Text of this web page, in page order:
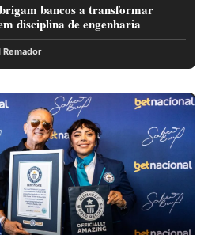
bancos a transformar
disciplina de engenharia
Remador